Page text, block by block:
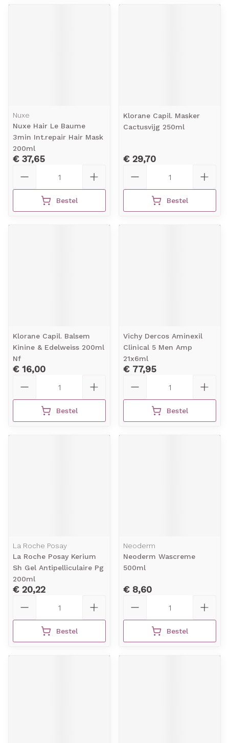
Nuxe
Nuxe Hair Le Baume
3min Int.repair Hair Mask
200ml
€ 37,65
Bestel
Klorane Capil. Masker
Cactusvijg 250ml
€ 29,70
Bestel
Klorane Capil. Balsem
Kinine & Edelweiss 200ml
Nf
€ 16,00
Bestel
Vichy Dercos Aminexil
Clinical 5 Men Amp
21x6ml
€ 77,95
Bestel
La Roche Posay
La Roche Posay Kerium
Sh Gel Antipelliculaire Pg
200ml
€ 20,22
Bestel
Neoderm
Neoderm Wascreme
500ml
€ 8,60
Bestel